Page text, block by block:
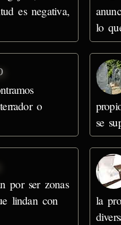
es negativa,
lo
o
se
por ser zonas
lindan con
la